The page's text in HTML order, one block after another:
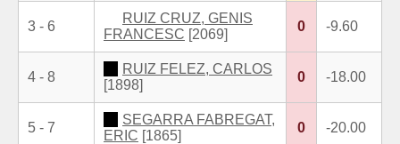
3 - 6
RUIZ CRUZ, GENIS
FRANCESC [2069]
0 -9.60
4 - 8
RUIZ FELEZ, CARLOS
[1898]
0 -18.00
5 - 7
SEGARRA FABREGAT,
ERIC [1865]
0 -20.00